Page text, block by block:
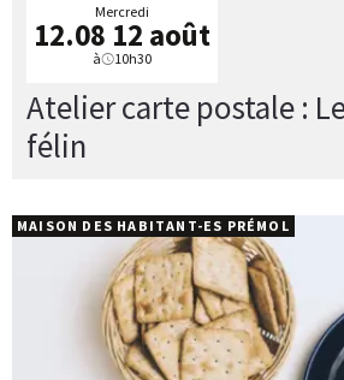
Atelier carte postale :
félin
Mercredi
12.08 12 août
à 10h30
MAISON DES HABITANT-ES PRÉMOL